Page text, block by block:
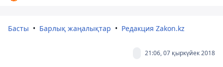
Басты Барлық жаңалықтар Редакция Zakon.kz
21:06, 07 қыркүйек 2018